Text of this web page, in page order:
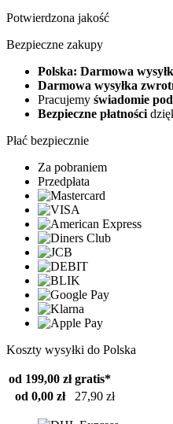
Potwierdzona jakość
Bezpieczne zakupy
Polska: Darmowa
Darmowa wysyłka
Pracujemy świadomie
Bezpieczne płatności
Płać bezpiecznie
Za pobraniem
Przedpłata
Koszty wysyłki do Polska
od 199,00 zł gratis*
od 0,00 zł
27,90 zł